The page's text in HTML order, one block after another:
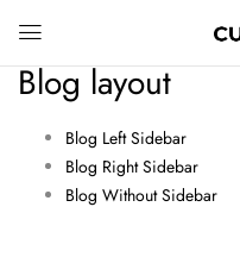
Blog layout
Blog Left Sidebar
Blog Right Sidebar
Blog Without Sidebar